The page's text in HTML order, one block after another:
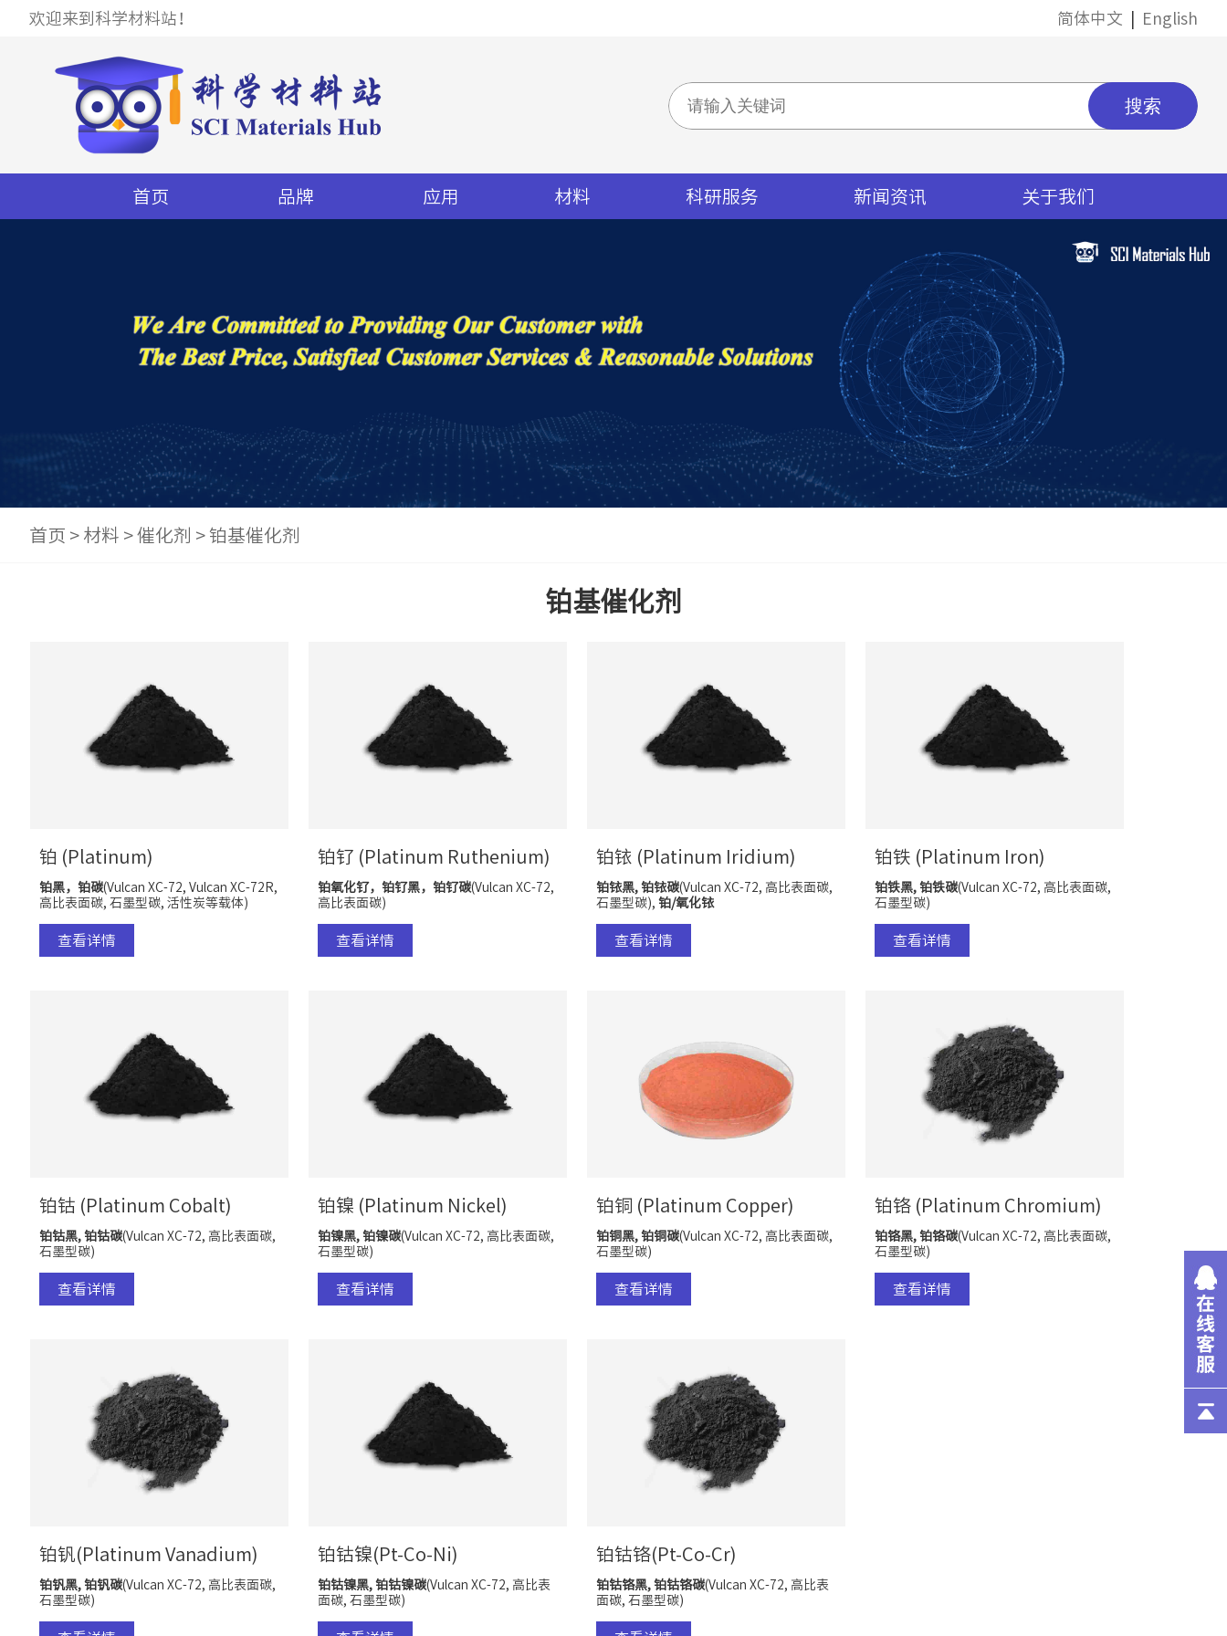
欢迎来到科学材料站！ 简体中文 English
首页 品牌 应用 材料 科研服务 新闻资讯 关于我们
首页 > 材料 > 催化剂 > 铂基催化剂
铂基催化剂
铂 (Platinum)
铂黑，铂碳(Vulcan XC-72, Vulcan XC-72R,
高比表面碳, 石墨型碳, 活性炭等载体)
查看详情
铂钌 (Platinum Ruthenium)
铂氧化钌，铂钌黑，铂钌碳(Vulcan XC-72,
高比表面碳)
查看详情
铂铱 (Platinum Iridium)
铂铱黑, 铂铱碳(Vulcan XC-72, 高比表面碳,
石墨型碳), 铂/氧化铱
查看详情
铂铁 (Platinum Iron)
铂铁黑, 铂铁碳(Vulcan XC-72, 高比表面碳,
石墨型碳)
查看详情
铂钴 (Platinum Cobalt)
铂钴黑, 铂钴碳(Vulcan XC-72, 高比表面碳,
石墨型碳)
查看详情
铂镍 (Platinum Nickel)
铂镍黑, 铂镍碳(Vulcan XC-72, 高比表面碳,
石墨型碳)
查看详情
铂铜 (Platinum Copper)
铂铜黑, 铂铜 碳(Vulcan XC-72, 高比表面碳,
石墨型碳)
查看详情
铂铬 (Platinum Chromium)
铂铬黑, 铂铬碳(Vulcan XC-72, 高比表面碳,
石墨型碳)
查看详情
铂钒(Platinum Vanadium)
铂钒黑, 铂钒碳(Vulcan XC-72, 高比表面碳,
石墨型碳)
铂钴镍(Pt-Co-Ni)
铂钴镍黑, 铂钴镍碳(Vulcan XC-72, 高比表
面碳, 石墨型碳)
铂钴铬(Pt-Co-Cr)
铂钴铬黑, 铂钴铬碳(Vulcan XC-72, 高比表
面碳, 石墨型碳)